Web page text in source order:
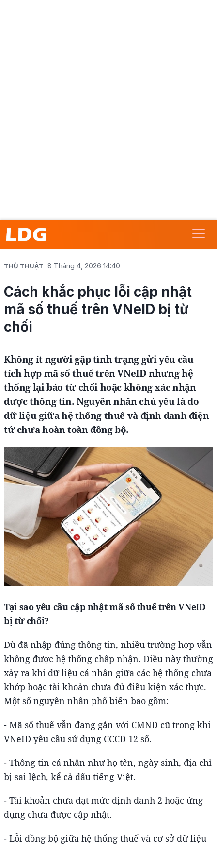
THỦ THUẬT 8 Tháng 4, 2026 14:40
Cách khắc phục lỗi cập nhật
mã số thuế trên VNeID bị từ
chối
Không ít người gặp tình trạng gửi yêu cầu
tích hợp mã số thuế trên VNeID nhưng hệ
thống lại báo từ chối hoặc không xác nhận
được thông tin. Nguyên nhân chủ yếu là do
dữ liệu giữa hệ thống thuế và định danh điện
tử chưa hoàn toàn đồng bộ.
Tại sao yêu cầu cập nhật mã số thuế trên VNeID
bị từ chối?
Dù đã nhập đúng thông tin, nhiều trường hợp vẫn
không được hệ thống chấp nhận. Điều này thường
xảy ra khi dữ liệu cá nhân giữa các hệ thống chưa
khớp hoặc tài khoản chưa đủ điều kiện xác thực.
Một số nguyên nhân phổ biến bao gồm:
- Mã số thuế vẫn đang gắn với CMND cũ trong khi
VNeID yêu cầu sử dụng CCCD 12 số.
- Thông tin cá nhân như họ tên, ngày sinh, địa chỉ
bị sai lệch, kể cả dấu tiếng Việt.
- Tài khoản chưa đạt mức định danh 2 hoặc ứng
dụng chưa được cập nhật.
- Lỗi đồng bộ giữa hệ thống thuế và cơ sở dữ liệu